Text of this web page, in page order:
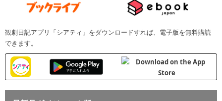
観劇日記アプリ「シアティ」をダウンロードすれば、電子版を無料購読
できます。